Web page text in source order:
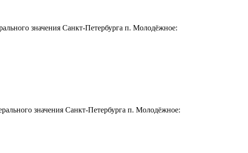
значения Санкт-Петербурга п. Молодёжное:
значения Санкт-Петербурга п. Молодёжное: